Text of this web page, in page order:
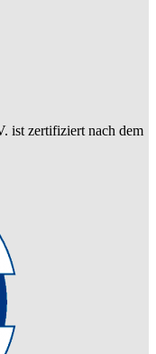
ist zertifiziert nach dem